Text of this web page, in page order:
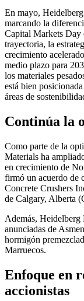
En mayo,
marcando la
Capital Markets Day
trayectoria, la
crecimiento
medio plazo para
los materiales
está bien
áreas de
Continúa la
Como parte de la
Materials ha
en crecimiento de
firmó un acuerdo de
Concrete Crushers
de Calgary, Alberta
Además, Heidelberg
anunciadas de
hormigón
Marruecos.
Enfoque en
accionistas